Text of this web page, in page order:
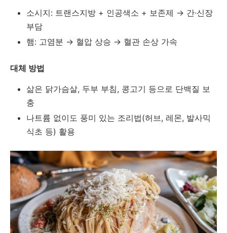
소시지: 트랜스지방 + 인공색소 + 보존제 → 간·신장
부담
햄: 고염분 → 혈압 상승 → 혈관 손상 가속
대체 방법
삶은 닭가슴살, 두부 부침, 콩고기 등으로 단백질 보
충
나트륨 없이도 풍미 있는 조리법(허브, 레몬, 발사믹
식초 등) 활용